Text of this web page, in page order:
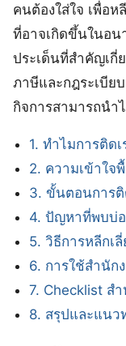
คนต้องใส่ใจ เพื่อห
ที่อาจเกิดขึ้นในอน
ประเด็นที่สำคัญเกี่
ภาษีและกฎระเบีย
กิจการสามารถนำ
1. ทำไมการติด
2. ความเข้าใจ
3. ขั้นตอนการติ
4. ปัญหาที่พบบ่อ
5. วิธีการหลีกเ
6. การใช้สำนัก
7. Checklist ส
8. สรุปและแนว